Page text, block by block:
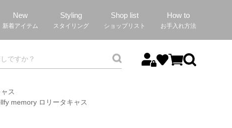
New
新着アイテム
Styling
スタイリング
Shop list
ショップリスト
How to
お手入れ方法
ス
memory ロリータキャス